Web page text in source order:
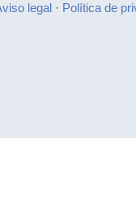
legal· Política de